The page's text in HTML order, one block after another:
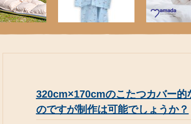
320cm×170cmのこたつカバー的
のですが制作は可能でしょうか？